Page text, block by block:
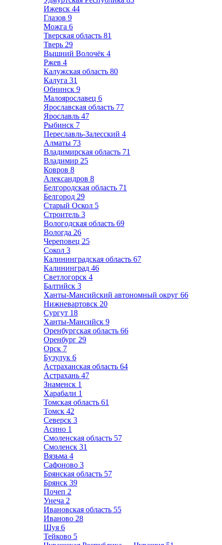
Ижевск 44
Глазов 9
Можга 6
Тверская область 81
Тверь 29
Вышний Волочёк 4
Ржев 4
Калужская область 80
Калуга 31
Обнинск 9
Малоярославец 6
Ярославская область 77
Ярославль 47
Рыбинск 7
Переславль-Залесский 4
Алматы 73
Владимирская область 71
Владимир 25
Ковров 8
Александров 8
Белгородская область 71
Белгород 29
Старый Оскол 5
Строитель 3
Вологодская область 69
Вологда 26
Череповец 25
Сокол 3
Калининградская область 67
Калининград 46
Светлогорск 4
Балтийск 3
Ханты-Мансийский автономный округ 66
Нижневартовск 20
Сургут 18
Ханты-Мансийск 9
Оренбургская область 66
Оренбург 29
Орск 7
Бузулук 6
Астраханская область 64
Астрахань 47
Знаменск 1
Харабали 1
Томская область 61
Томск 42
Северск 3
Асино 1
Смоленская область 57
Смоленск 31
Вязьма 4
Сафоново 3
Брянская область 57
Брянск 39
Почеп 2
Унеча 2
Ивановская область 55
Иваново 28
Шуя 6
Тейково 5